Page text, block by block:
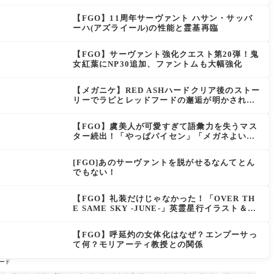
【FGO】11周年サーヴァント ハサン・サッバ
ーハ(アズライール)の性能と霊基再臨
【FGO】サーヴァント強化クエスト第20弾！鬼
女紅葉にNP30追加、ファントムも大幅強化
【メガニケ】RED ASHハードクリア後のストー
リーでラピとレッドフードの邂逅が明かされ
年寝てた。【勝利の女神NIKKE】
【FGO】虞美人が可愛すぎて語彙力を失うマス
ター続出！「やっぱパイセン」「メガネよい文
[FGO]あのサーヴァントを脱がせるなんてとん
でもない！
【FGO】礼装だけじゃなかった！「OVER TH
E SAME SKY -JUNE-」英霊星行イラスト＆登
【FGO】呼延灼の女体化はなぜ？エンプーサっ
て何？モリアーティ教授との関係
ド